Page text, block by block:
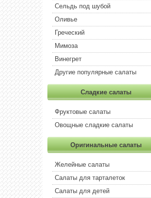
Сельдь под шубой
Оливье
Греческий
Мимоза
Винегрет
Другие популярные салаты
Сладкие салаты
Фруктовые салаты
Овощные сладкие салаты
Оригинальные салаты
Желейные салаты
Салаты для тарталеток
Салаты для детей